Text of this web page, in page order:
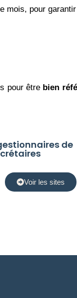
mois, pour
pour être bien
de
Voir les sites